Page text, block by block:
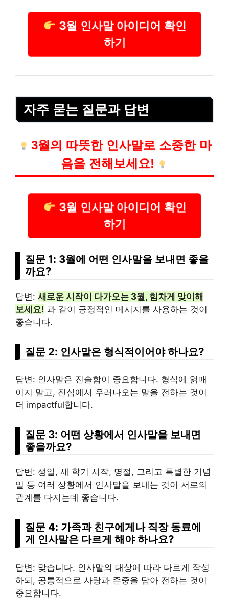
3월 인사말 아이디어 확인
하기
자주 묻는 질문과 답변
3월의 따뜻한 인사말로 소중한 마
음을 전해보세요!
3월 인사말 아이디어 확인
하기
질문 1: 3월에 어떤 인사말을 보내면 좋을
까요?
답변: 새로운 시작이 다가오는 3월, 힘차게 맞이해
보세요! 과 같이 긍정적인 메시지를 사용하는 것이
좋습니다.
질문 2: 인사말은 형식적이어야 하나요?
답변: 인사말은 진솔함이 중요합니다. 형식에 얽매
이지 말고, 진심에서 우러나오는 말을 전하는 것이
더 impactful합니다.
질문 3: 어떤 상황에서 인사말을 보내면
좋을까요?
답변: 생일, 새 학기 시작, 명절, 그리고 특별한 기념
일 등 여러 상황에서 인사말을 보내는 것이 서로의
관계를 다지는데 좋습니다.
질문 4: 가족과 친구에게나 직장 동료에
게 인사말은 다르게 해야 하나요?
답변: 맞습니다. 인사말의 대상에 따라 다르게 작성
하되, 공통적으로 사랑과 존중을 담아 전하는 것이
중요합니다.